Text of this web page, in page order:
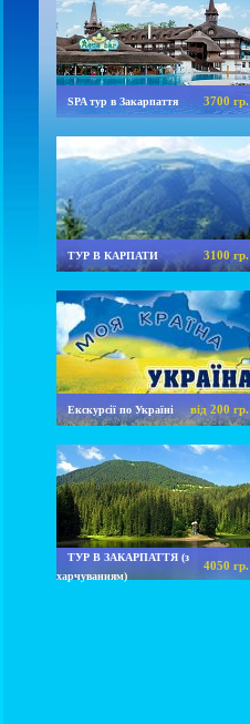
SPA тур в Закарпаття 3700 гр.
ТУР В КАРПАТИ 3100 гр.
Екскурсії по Україні від 200 гр.
ТУР В ЗАКАРПАТТЯ (з
харчуванням)
4050 гр.